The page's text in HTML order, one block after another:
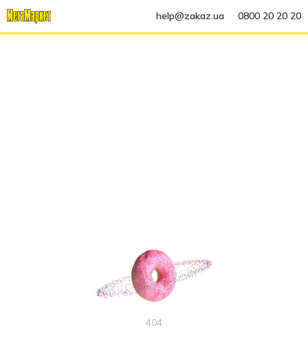
help@zakaz.ua 0800 20 20 20
404